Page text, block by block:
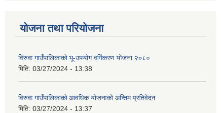
योजना तथा परियोजना
विरुवा गाउँपालिकाको भू-उपयोग वर्गिकरण योजना २०८०
मिति: 03/27/2024 - 13:38
विरुवा गाउँपालिकाको आवधिक योजनाको अन्तिम प्रतिवेदन
मिति: 03/27/2024 - 13:37